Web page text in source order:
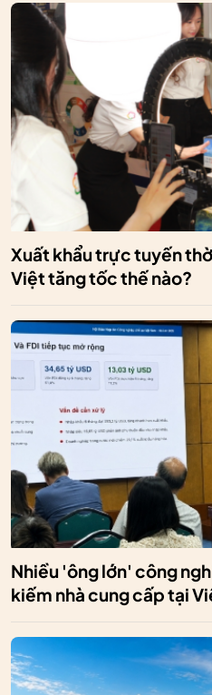
Xuất khẩu trực tuyến
Việt tăng tốc thế nào?
Nhiều 'ông lớn' công
kiếm nhà cung cấp tại